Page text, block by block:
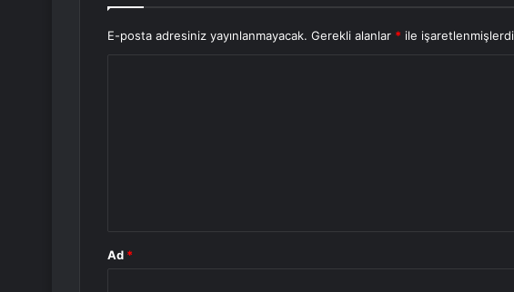
E-posta adresiniz yayınlanmayacak. Gerekli alanlar * ile
Ad *